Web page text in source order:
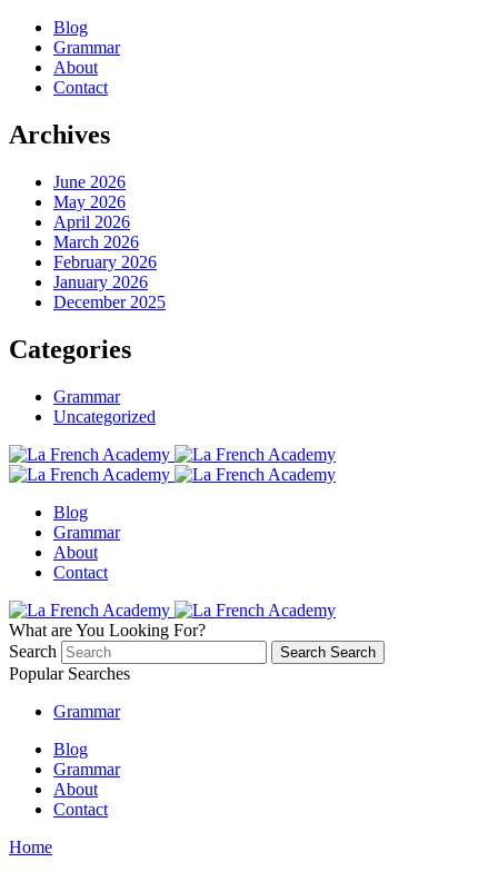
Blog
Grammar
About
Contact
Archives
June 2026
May 2026
April 2026
March 2026
February 2026
January 2026
December 2025
Categories
Grammar
Uncategorized
Blog
Grammar
About
Contact
What are You Looking For?
Search
Search Search
Popular Searches
Grammar
Blog
Grammar
About
Contact
Home